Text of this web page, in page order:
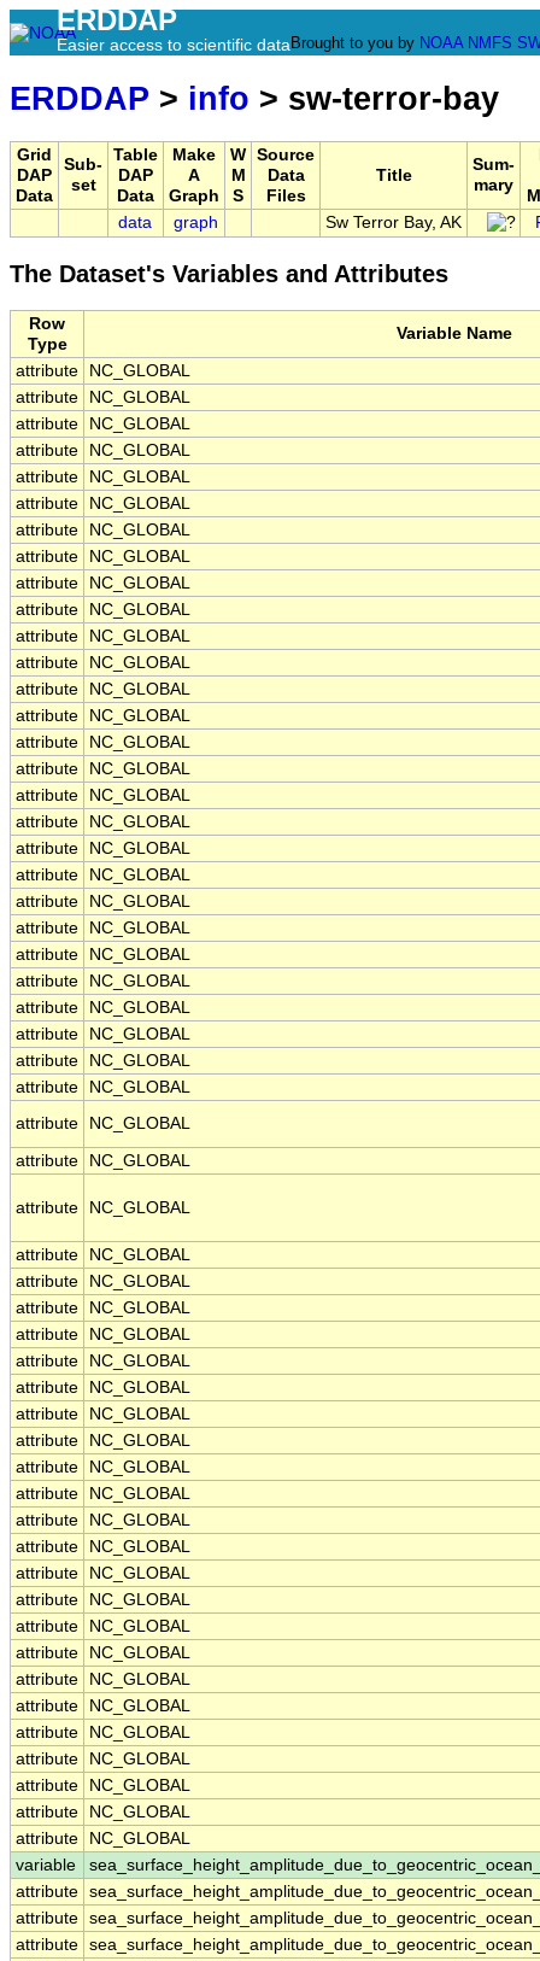
ERDDAP
Easier access to scientific data Brought to you by NOAA NMFS
ERDDAP > info > sw-terror-bay
Grid
DAP
Data
Sub-
set
Table
DAP
Data
Make
A
Graph
W
M
S
Source
Data
Files
Title
Sum-
mary
data
graph Sw Terror Bay, AK
The Dataset's Variables and Attributes
Row
Type
Variable Name
attribute
NC_GLOBAL
attribute
NC_GLOBAL
attribute
NC_GLOBAL
attribute
NC_GLOBAL
attribute
NC_GLOBAL
attribute
NC_GLOBAL
attribute
NC_GLOBAL
attribute
NC_GLOBAL
attribute
NC_GLOBAL
attribute
NC_GLOBAL
attribute
NC_GLOBAL
attribute
NC_GLOBAL
attribute
NC_GLOBAL
attribute
NC_GLOBAL
attribute
NC_GLOBAL
attribute
NC_GLOBAL
attribute
NC_GLOBAL
attribute
NC_GLOBAL
attribute
NC_GLOBAL
attribute
NC_GLOBAL
attribute
NC_GLOBAL
attribute
NC_GLOBAL
attribute
NC_GLOBAL
attribute
NC_GLOBAL
attribute
NC_GLOBAL
attribute
NC_GLOBAL
attribute
NC_GLOBAL
attribute
NC_GLOBAL
attribute
NC_GLOBAL
attribute NC_GLOBAL
attribute NC_GLOBAL
attribute
NC_GLOBAL
attribute
NC_GLOBAL
attribute
NC_GLOBAL
attribute
NC_GLOBAL
attribute
NC_GLOBAL
attribute
NC_GLOBAL
attribute
NC_GLOBAL
attribute
NC_GLOBAL
attribute
NC_GLOBAL
attribute
NC_GLOBAL
attribute
NC_GLOBAL
attribute
NC_GLOBAL
attribute
NC_GLOBAL
attribute
NC_GLOBAL
attribute
NC_GLOBAL
attribute
NC_GLOBAL
attribute
NC_GLOBAL
attribute
NC_GLOBAL
attribute
NC_GLOBAL
attribute
NC_GLOBAL
attribute
NC_GLOBAL
attribute
NC_GLOBAL
attribute
NC_GLOBAL
variable
attribute
attribute
attribute